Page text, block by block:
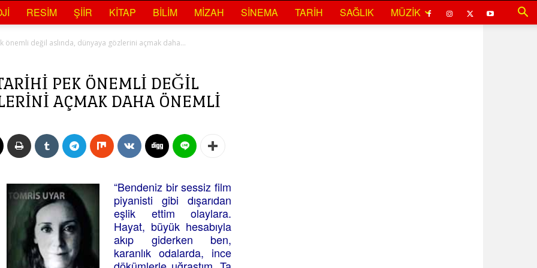
RESIM ŞIIR KITAP BILIM MIZAH SINEMA TARIH SAĞLIK MÜZIK
değil aslında, dünyaya gözlerini açmak daha...
PEK ÖNEMLI DEĞIL
AÇMAK DAHA ÖNEMLI
“Bendeniz bir sessiz film
piyanisti gibi dışarıdan
eşlik ettim olaylara.
Hayat, büyük hesabıyla
akıp giderken ben,
karanlık odalarda, ince